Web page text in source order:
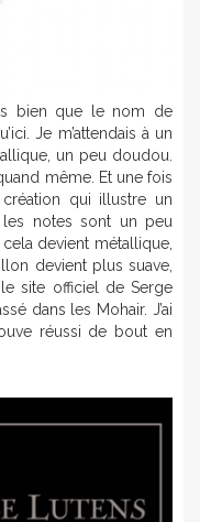
bien que le nom de
Je m’attendais à un
un peu doudou.
même. Et une fois
qui illustre un
notes sont un peu
devient métallique,
devient plus suave,
site officiel de Serge
dans les Mohair. J’ai
réussi de bout en